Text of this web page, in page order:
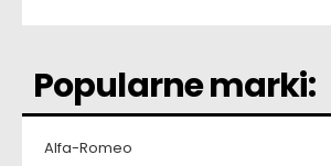
Popularne marki:
Alfa-Romeo